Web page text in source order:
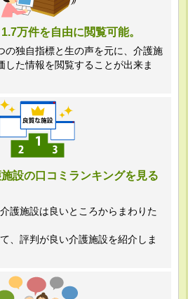
キー等を用いております
個人情報の取得、利用は
ん。
イターズネクスト個人情
窪田望
7070
時～19時 土日祝日除
話はお断りいたします）
万件を自由に閲覧可能。
の独自指標と生の声を元に、介護施
した情報を閲覧することが出来ま
設の口コミランキングを見る
護施設は良いところからまわりた
、評判が良い介護施設を紹介しま